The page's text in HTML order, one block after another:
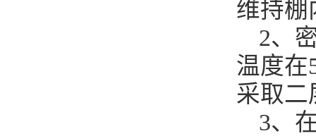
维持棚
2、
温度
采取二
3、